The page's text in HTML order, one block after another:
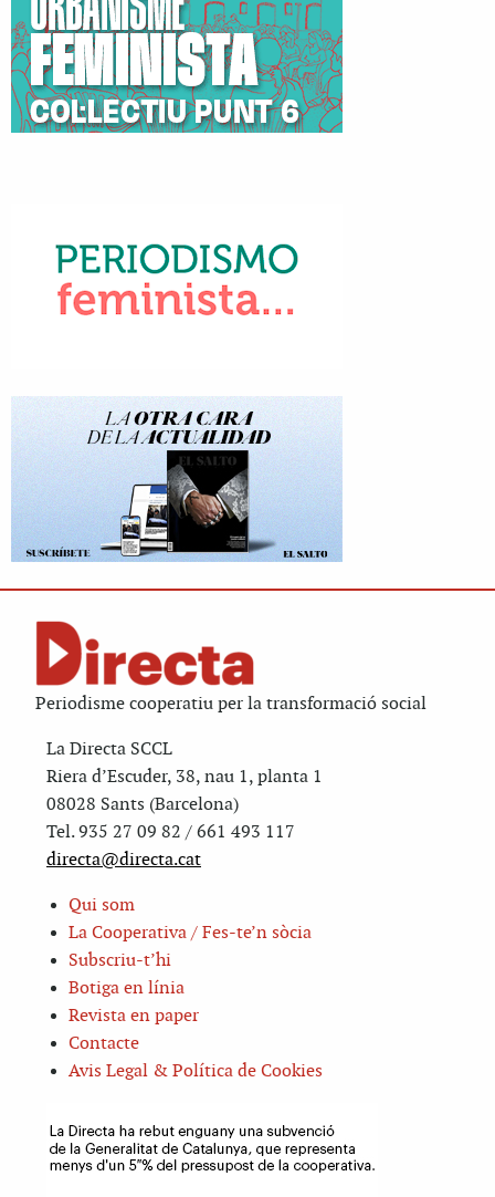
Periodisme cooperatiu per la transformació social
La Directa SCCL
Riera d’Escuder, 38, nau 1, planta 1
08028 Sants (Barcelona)
Tel. 935 27 09 82 / 661 493 117
directa@directa.cat
Qui som
La Cooperativa / Fes-te’n sòcia
Subscriu-t’hi
Botiga en línia
Revista en paper
Contacte
Avis Legal & Política de Cookies